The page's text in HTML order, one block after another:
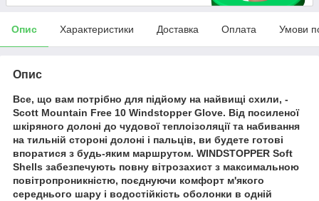
Опис Характеристики Доставка Оплата Умови
Опис
Все, що вам потрібно для підйому на найвищі схили, -
Scott Mountain Free 10 Windstopper Glove. Від посиленої
шкіряного долоні до чудової теплоізоляції та набивання
на тильній стороні долоні і пальців, ви будете готові
впоратися з будь-яким маршрутом. WINDSTOPPER Soft
Shells забезпечують повну вітрозахист з максимальною
повітропроникністю, поєднуючи комфорт м'якого
середнього шару і водостійкість оболонки в одній